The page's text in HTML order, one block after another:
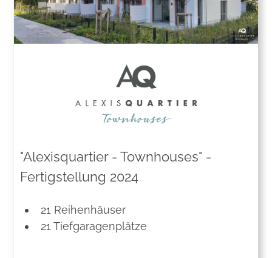
"Alexisquartier - Townhouses" -
Fertigstellung 2024
21 Reihenhäuser
21 Tiefgaragenplätze